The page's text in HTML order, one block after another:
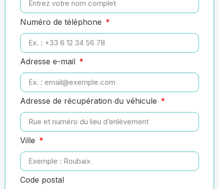
Numéro de téléphone
Adresse e-mail
Adresse de récupération du véhicule
Ville
Code postal